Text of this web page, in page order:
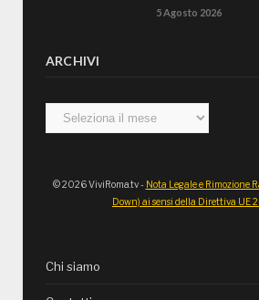
5 Agosto 2026
ARCHIVI
Archivi
© 2026 ViviRoma.tv - Nota Legale e Rimozione
Down) ai sensi della Direttiva UE
Chi siamo